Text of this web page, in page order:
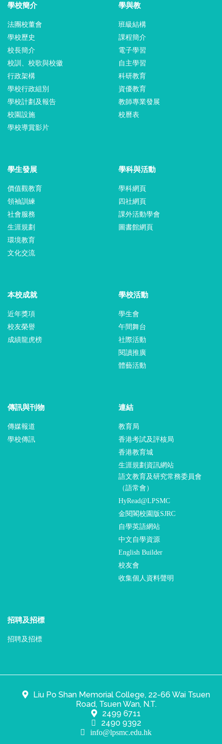
學校簡介
法團校董會
學校歷史
校長簡介
校訓、校歌與校徽
行政架構
學校行政組別
學校計劃及報告
校園設施
學校導賞影片
學與教
班級結構
課程簡介
電子學習
自主學習
科研教育
資優教育
教師專業發展
校曆表
學生發展
價值觀教育
領袖訓練
社會服務
生涯規劃
環境教育
文化交流
學科與活動
學科網頁
四社網頁
課外活動學會
圖書館網頁
本校成就
近年獎項
校友榮譽
成績龍虎榜
學校活動
學生會
午間舞台
社際活動
閱讀推廣
體藝活動
傳訊與刊物
傳媒報道
學校傳訊
連結
教育局
香港考試及評核局
香港教育城
生涯規劃資訊網站
語文教育及研究常務委員會
（語常會）
HyRead@LPSMC
金閱閣校園版SJRC
自學英語網站
中文自學資源
English Builder
校友會
收集個人資料聲明
招聘及招標
招聘及招標
Liu Po Shan Memorial College, 22-66 Wai Tsuen
Road, Tsuen Wan, N.T.
2499 6711
2490 9392
info@lpsmc.edu.hk